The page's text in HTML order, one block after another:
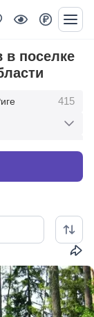
в поселке
415